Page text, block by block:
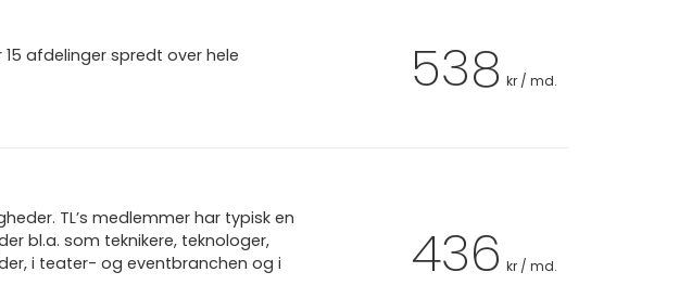
afdelinger spredt over hele
538 kr / md.
TL’s medlemmer har typisk en
bl.a. som teknikere, teknologer,
i teater- og eventbranchen og i
436 kr / md.